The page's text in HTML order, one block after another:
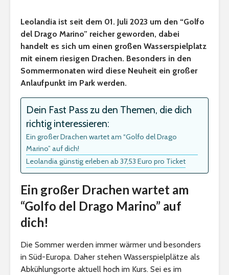
Leolandia ist seit dem 01. Juli 2023 um den “Golfo
del Drago Marino” reicher geworden, dabei
handelt es sich um einen großen Wasserspielplatz
mit einem riesigen Drachen. Besonders in den
Sommermonaten wird diese Neuheit ein großer
Anlaufpunkt im Park werden.
Dein Fast Pass zu den Themen, die dich
richtig interessieren:
Ein großer Drachen wartet am “Golfo del Drago
Marino” auf dich!
Leolandia günstig erleben ab 37,53 Euro pro Ticket
Ein großer Drachen wartet am
“Golfo del Drago Marino” auf
dich!
Die Sommer werden immer wärmer und besonders
in Süd-Europa. Daher stehen Wasserspielplätze als
Abkühlungsorte aktuell hoch im Kurs. Sei es im